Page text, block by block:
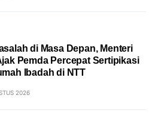
di Masa Depan, Menteri
Pemda Percepat Sertipikasi
Ibadah di NTT
2026